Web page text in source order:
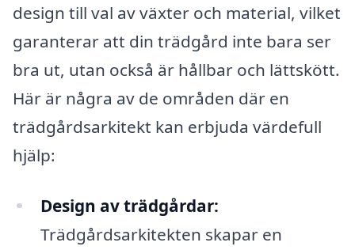
design till val av växter och material, vilket
garanterar att din trädgård inte bara ser
bra ut, utan också är hållbar och lättskött.
Här är några av de områden där en
trädgårdsarkitekt kan erbjuda värdefull
hjälp:
Design av trädgårdar:
Trädgårdsarkitekten skapar en